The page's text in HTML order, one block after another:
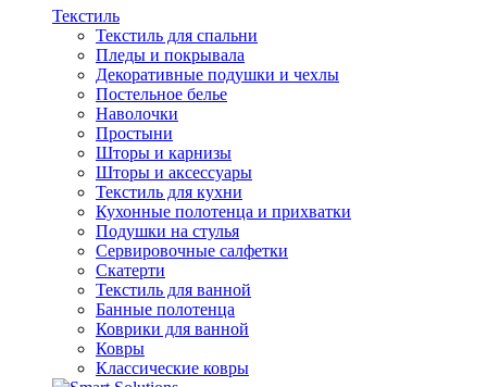
Текстиль
Текстиль для спальни
Пледы и покрывала
Декоративные подушки и чехлы
Постельное белье
Наволочки
Простыни
Шторы и карнизы
Шторы и аксессуары
Текстиль для кухни
Кухонные полотенца и прихватки
Подушки на стулья
Сервировочные салфетки
Скатерти
Текстиль для ванной
Банные полотенца
Коврики для ванной
Ковры
Классические ковры